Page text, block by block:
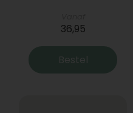
36,95
Bestel